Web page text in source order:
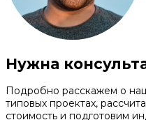
Нужна
Подробно расскажем о
типовых проектах,
стоимость и подготовим